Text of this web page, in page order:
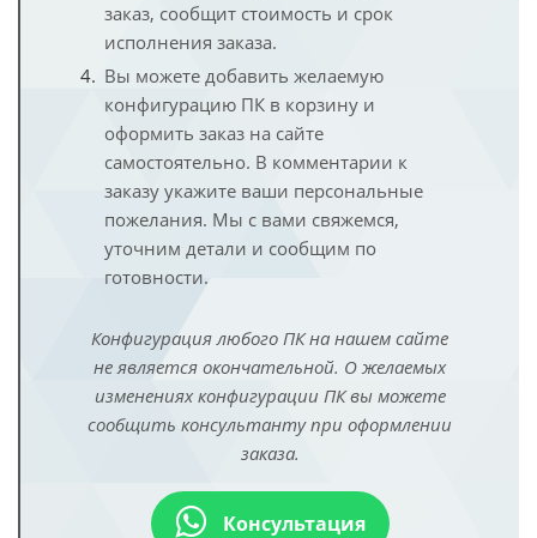
заказ, сообщит стоимость и срок
исполнения заказа.
Вы можете добавить желаемую
конфигурацию ПК в корзину и
оформить заказ на сайте
самостоятельно. В комментарии к
заказу укажите ваши персональные
пожелания. Мы с вами свяжемся,
уточним детали и сообщим по
готовности.
Конфигурация любого ПК на нашем сайте
не является окончательной. О желаемых
изменениях конфигурации ПК вы можете
сообщить консультанту при оформлении
заказа.
Консультация